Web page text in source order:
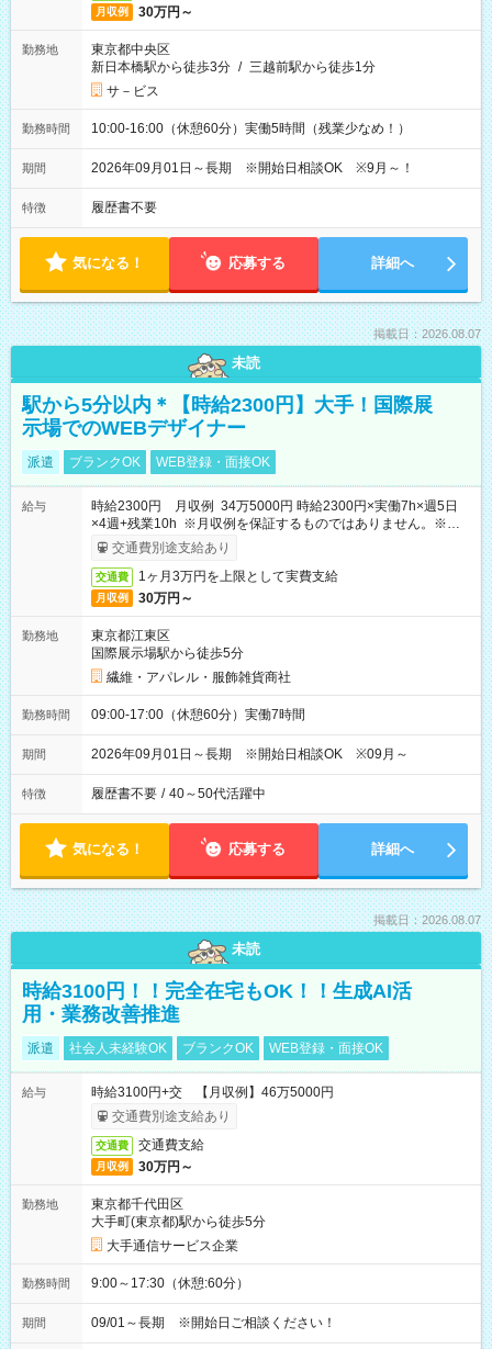
月収例 30万円～
勤務地
東京都中央区
新日本橋駅から徒歩3分 / 三越前駅から徒歩1分
サ－ビス
勤務時間 10:00-16:00（休憩60分）実働5時間（残業少なめ！）
期間 2026年09月01日～長期 ※開始日相談OK ※9月～！
特徴 履歴書不要
気になる！ 応募する 詳細へ
掲載日：2026.08.07
未読
駅から5分以内＊【時給2300円】大手！国際展
示場でのWEBデザイナー
派遣 ブランクOK WEB登録・面接OK
給与
時給2300円 月収例 34万5000円 時給2300円×実働7h×週5日
×4週+残業10h ※月収例を保証するものではありません。※給与
即受取りサービス利用可（利用条件有）
交通費別途支給あり
交通費 1ヶ月3万円を上限として実費支給
月収例 30万円～
勤務地
東京都江東区
国際展示場駅から徒歩5分
繊維・アパレル・服飾雑貨商社
勤務時間 09:00-17:00（休憩60分）実働7時間
期間 2026年09月01日～長期 ※開始日相談OK ※09月～
特徴 履歴書不要 / 40～50代活躍中
気になる！ 応募する 詳細へ
掲載日：2026.08.07
未読
時給3100円！！完全在宅もOK！！生成AI活
用・業務改善推進
派遣 社会人未経験OK ブランクOK WEB登録・面接OK
給与
時給3100円+交 【月収例】46万5000円
交通費別途支給あり
交通費 交通費支給
月収例 30万円～
勤務地
東京都千代田区
大手町(東京都)駅から徒歩5分
大手通信サービス企業
勤務時間 9:00～17:30（休憩:60分）
期間 09/01～長期 ※開始日ご相談ください！